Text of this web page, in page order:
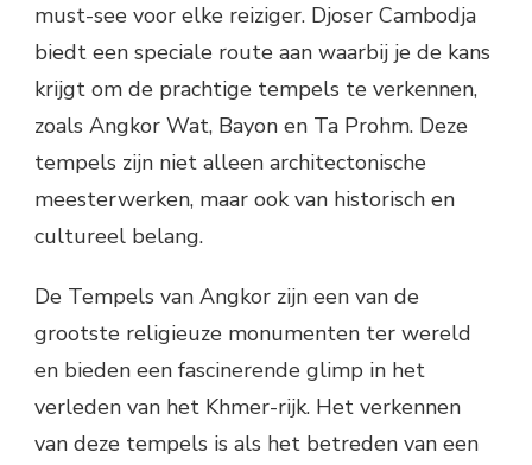
must-see voor elke reiziger. Djoser Cambodja
biedt een speciale route aan waarbij je de kans
krijgt om de prachtige tempels te verkennen,
zoals Angkor Wat, Bayon en Ta Prohm. Deze
tempels zijn niet alleen architectonische
meesterwerken, maar ook van historisch en
cultureel belang.
De Tempels van Angkor zijn een van de
grootste religieuze monumenten ter wereld
en bieden een fascinerende glimp in het
verleden van het Khmer-rijk. Het verkennen
van deze tempels is als het betreden van een